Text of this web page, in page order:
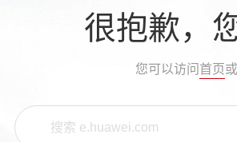
很抱歉，
您可以访问 首页